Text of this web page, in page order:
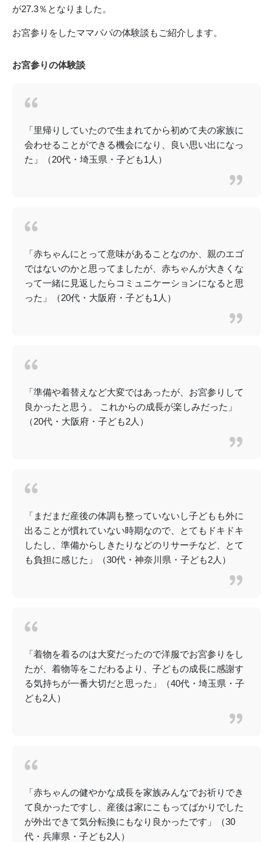
が27.3％となりました。
お宮参りをしたママパパの体験談もご紹介します。
お宮参りの体験談
「里帰りしていたので生まれてから初めて夫の家族に
会わせることができる機会になり、良い思い出になっ
た」（20代・埼玉県・子ども1人）
「赤ちゃんにとって意味があることなのか、親のエゴ
ではないのかと思ってましたが、赤ちゃんが大きくな
って一緒に見返したらコミュニケーションになると思
った」（20代・大阪府・子ども1人）
「準備や着替えなど大変ではあったが、お宮参りして
良かったと思う。 これからの成長が楽しみだった」
（20代・大阪府・子ども2人）
「まだまだ産後の体調も整っていないし子どもも外に
出ることが慣れていない時期なので、とてもドキドキ
したし、準備からしきたりなどのリサーチなど、とて
も負担に感じた」（30代・神奈川県・子ども2人）
「着物を着るのは大変だったので洋服でお宮参りをし
たが、着物等をこだわるより、子どもの成長に感謝す
る気持ちが一番大切だと思った」（40代・埼玉県・子
ども2人）
「赤ちゃんの健やかな成長を家族みんなでお祈りでき
て良かったですし、産後は家にこもってばかりでした
が外出できて気分転換にもなり良かったです」（30
代・兵庫県・子ども2人）